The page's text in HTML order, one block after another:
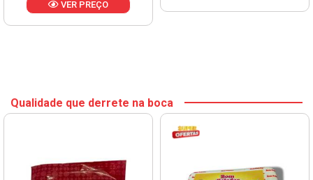
VER PREÇO
Qualidade que derrete na boca